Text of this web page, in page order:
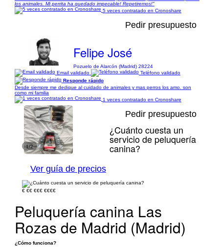
los animales. Mi perrita ha quedado impecable! Repetiremos!"
5 veces contratado en Cronoshare
Pedir presupuesto
Felipe José
Pozuelo de Alarcón (Madrid) 28224
Email validado
Teléfono validado
Responde rápido
Desde siempre me dedique al cuidado de animales y mas perros los amo. son
como mi familia
1 veces contratado en Cronoshare
1/2
Pedir presupuesto
¿Cuánto cuesta un
servicio de peluquería
canina?
Ver guía de precios
€ €€ €€€ €€€€
Peluquería canina Las
Rozas de Madrid (Madrid)
¿Cómo funciona?